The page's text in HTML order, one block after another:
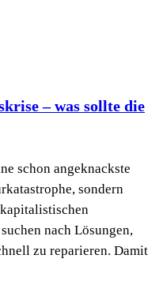
– was sollte die
schon angeknackste
sondern
nach Lösungen,
zu reparieren. Damit